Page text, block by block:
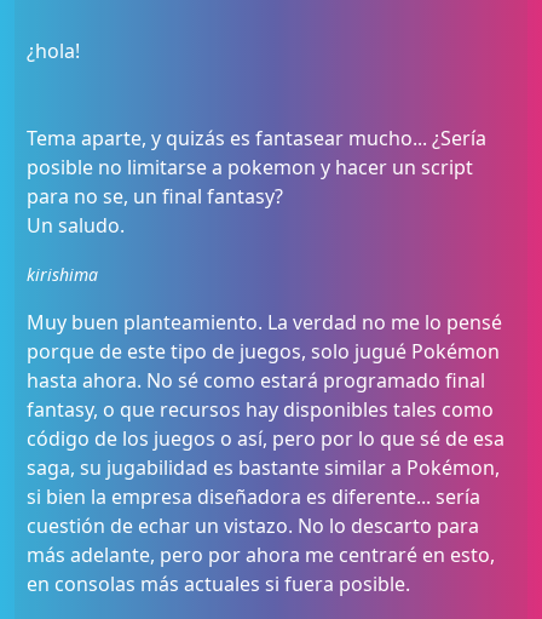
¿hola!
Tema aparte, y quizás es fantasear mucho... ¿Sería
posible no limitarse a pokemon y hacer un script
para no se, un final fantasy?
Un saludo.
kirishima
Muy buen planteamiento. La verdad no me lo pensé
porque de este tipo de juegos, solo jugué Pokémon
hasta ahora. No sé como estará programado final
fantasy, o que recursos hay disponibles tales como
código de los juegos o así, pero por lo que sé de esa
saga, su jugabilidad es bastante similar a Pokémon,
si bien la empresa diseñadora es diferente... sería
cuestión de echar un vistazo. No lo descarto para
más adelante, pero por ahora me centraré en esto,
en consolas más actuales si fuera posible.